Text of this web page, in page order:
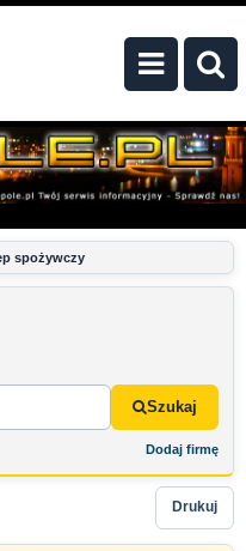
spożywczy
Szukaj
Dodaj firmę
Drukuj